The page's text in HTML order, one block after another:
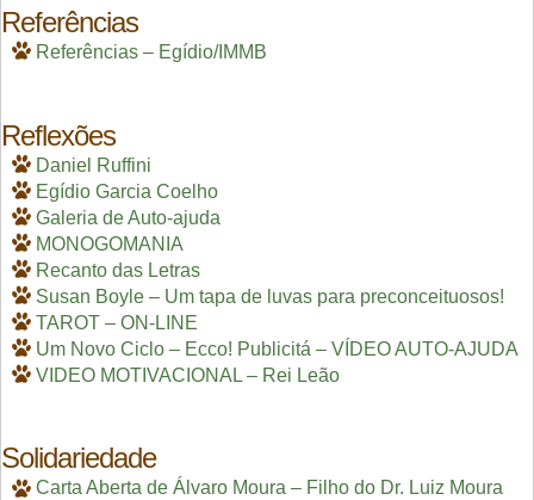
Referências
Referências – Egídio/IMMB
Reflexões
Daniel Ruffini
Egídio Garcia Coelho
Galeria de Auto-ajuda
MONOGOMANIA
Recanto das Letras
Susan Boyle – Um tapa de luvas para preconceituosos!
TAROT – ON-LINE
Um Novo Ciclo – Ecco! Publicitá – VÍDEO AUTO-AJUDA
VIDEO MOTIVACIONAL – Rei Leão
Solidariedade
Carta Aberta de Álvaro Moura – Filho do Dr. Luiz Moura